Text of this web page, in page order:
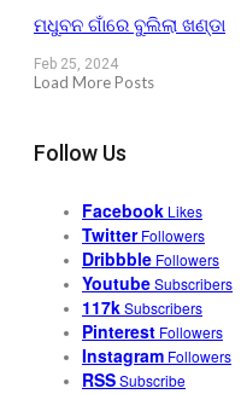
ମଧୁବନ ଗାଁରେ ବୁଲିଲା ଖଣ୍ଡା
Feb 25, 2024
Load More Posts
Follow Us
Facebook Likes
Twitter Followers
Dribbble Followers
YoutubeSubscribers
117kSubscribers
Pinterest Followers
Instagram Followers
RSSSubscribe